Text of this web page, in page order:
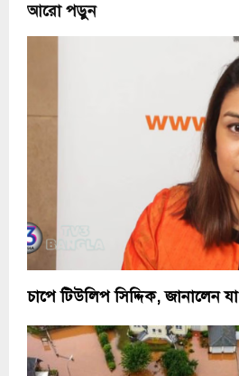
আরো পড়ুন
চাপে টিউলিপ সিদ্দিক, জানালেন যা